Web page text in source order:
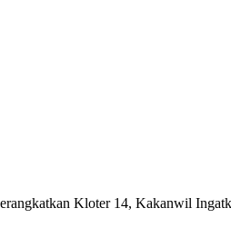
Kloter 14, Kakanwil